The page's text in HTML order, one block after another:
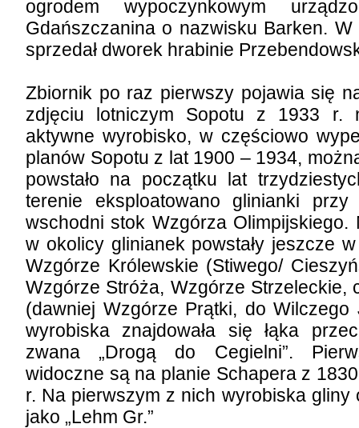
ogrodem wypoczynkowym
Gdańszczanina o nazwisku Barken. W
sprzedał dworek hrabinie
Zbiornik po raz pierwszy pojawia się
zdjęciu lotniczym Sopotu z 1933 r.
aktywne wyrobisko, w częściowo
planów Sopotu z lat 1900 – 1934,
powstało na początku lat
terenie eksploatowano glinianki
wschodni stok Wzgórza
w okolicy glinianek powstały jeszcze
Wzgórze Królewskie (Stiwego/
Wzgórze Stróża, Wzgórze Strzeleckie,
(dawniej Wzgórze Prątki, do
wyrobiska znajdowała się łąka
zwana „Drogą do Cegielni”.
widoczne są na planie Schapera z
r. Na pierwszym z nich wyrobiska
jako „Lehm Gr.”